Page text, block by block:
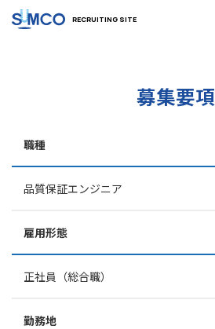
RECRUITING SITE
募集要項
職種
品質保証エンジニア
雇用形態
正社員（総合職）
勤務地